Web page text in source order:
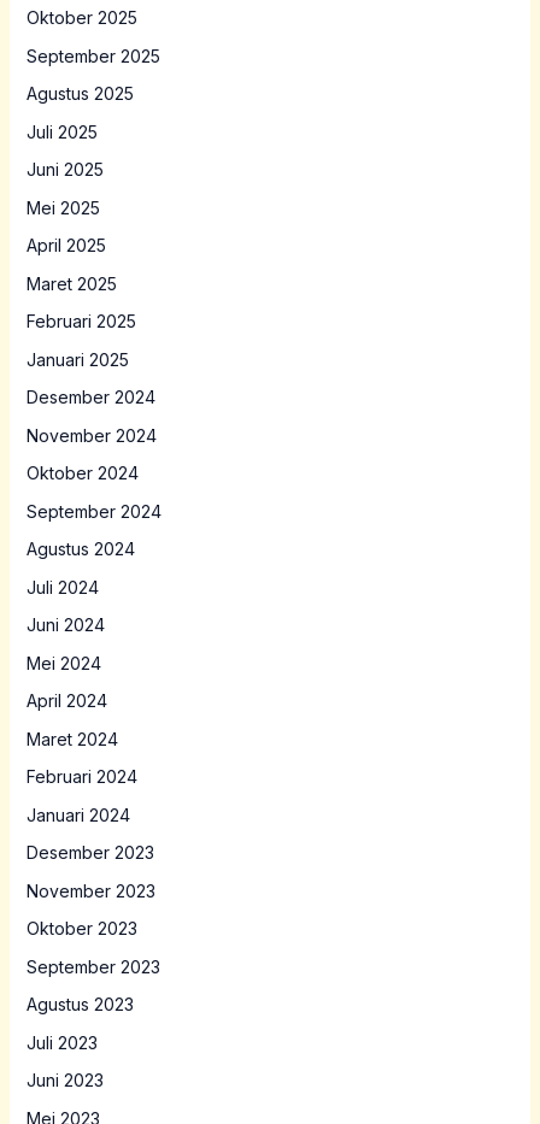
Oktober 2025
September 2025
Agustus 2025
Juli 2025
Juni 2025
Mei 2025
April 2025
Maret 2025
Februari 2025
Januari 2025
Desember 2024
November 2024
Oktober 2024
September 2024
Agustus 2024
Juli 2024
Juni 2024
Mei 2024
April 2024
Maret 2024
Februari 2024
Januari 2024
Desember 2023
November 2023
Oktober 2023
September 2023
Agustus 2023
Juli 2023
Juni 2023
Mei 2023